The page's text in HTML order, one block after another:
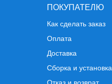
ПОКУПАТЕЛЮ
Как сделать заказ
Оплата
Доставка
Сборка и установка